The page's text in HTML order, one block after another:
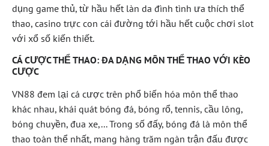
dụng game thủ, từ hầu hết làn da đình tình ưa thích thể
thao, casino trực con cái đường tới hầu hết cuộc chơi slot
với xổ số kiến thiết.
CÁ CƯỢC THỂ THAO: ĐA DẠNG MÔN THỂ THAO VỚI KÈO
CƯỢC
VN88 đem lại cá cược trên phổ biến hóa môn thể thao
khác nhau, khái quát bóng đá, bóng rổ, tennis, cầu lông,
bóng chuyền, đua xe,... Trong số đấy, bóng đá là môn thể
thao toàn thể nhất, mang hàng trăm ngàn trận đấu được